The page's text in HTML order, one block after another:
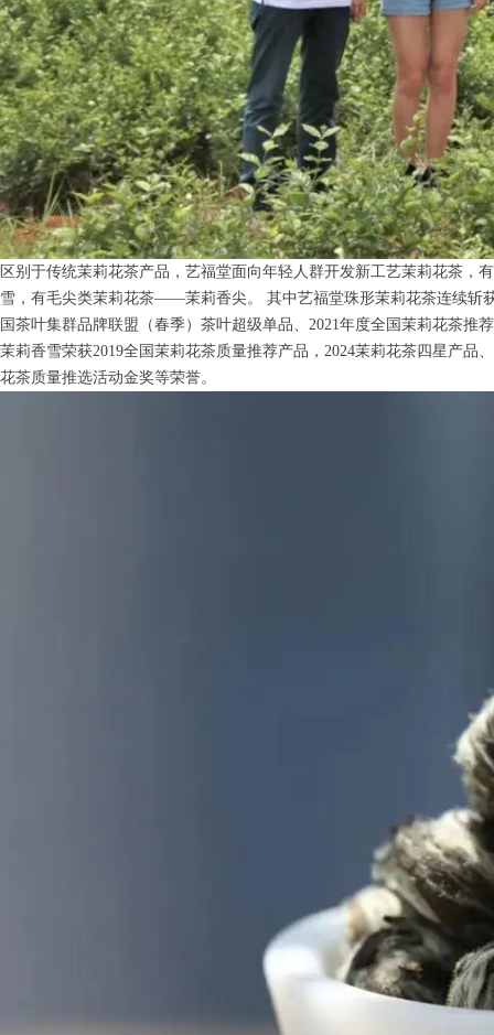
区别于传统茉莉花茶产品，艺福堂面向年轻人群开发新工艺茉莉花茶
雪，有毛尖类茉莉花茶——茉莉香尖。 其中艺福堂珠形茉莉花茶连续斩
国茶叶集群品牌联盟（春季）茶叶超级单品、2021年度全国茉莉花茶推
茉莉香雪荣获2019全国茉莉花茶质量推荐产品，2024茉莉花茶四星产品
花茶质量推选活动金奖等荣誉。